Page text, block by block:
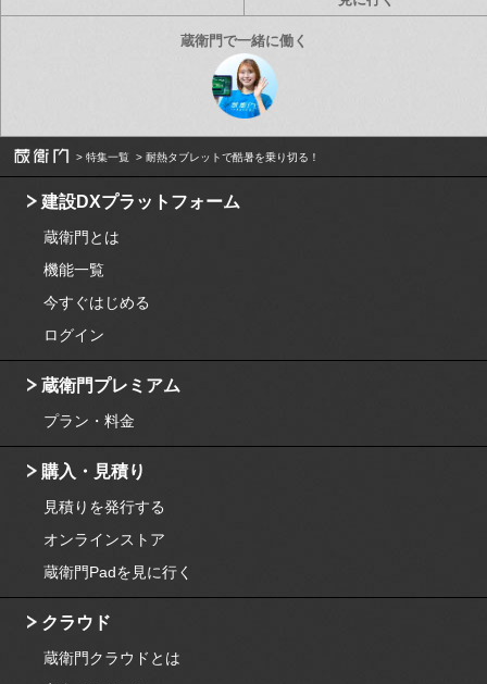
特集一覧 耐熱タブレットで酷暑を乗り切る！
建設DXプラットフォーム
蔵衛門とは
機能一覧
今すぐはじめる
ログイン
蔵衛門プレミアム
プラン・料金
購入・見積り
見積りを発行する
オンラインストア
蔵衛門Padを見に行く
クラウド
蔵衛門クラウドとは